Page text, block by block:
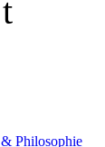
Philosophie